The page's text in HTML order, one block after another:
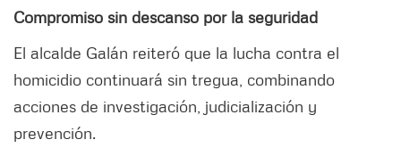
Compromiso sin descanso por la seguridad
El alcalde Galán reiteró que la lucha contra el
homicidio continuará sin tregua, combinando
acciones de investigación, judicialización y
prevención.